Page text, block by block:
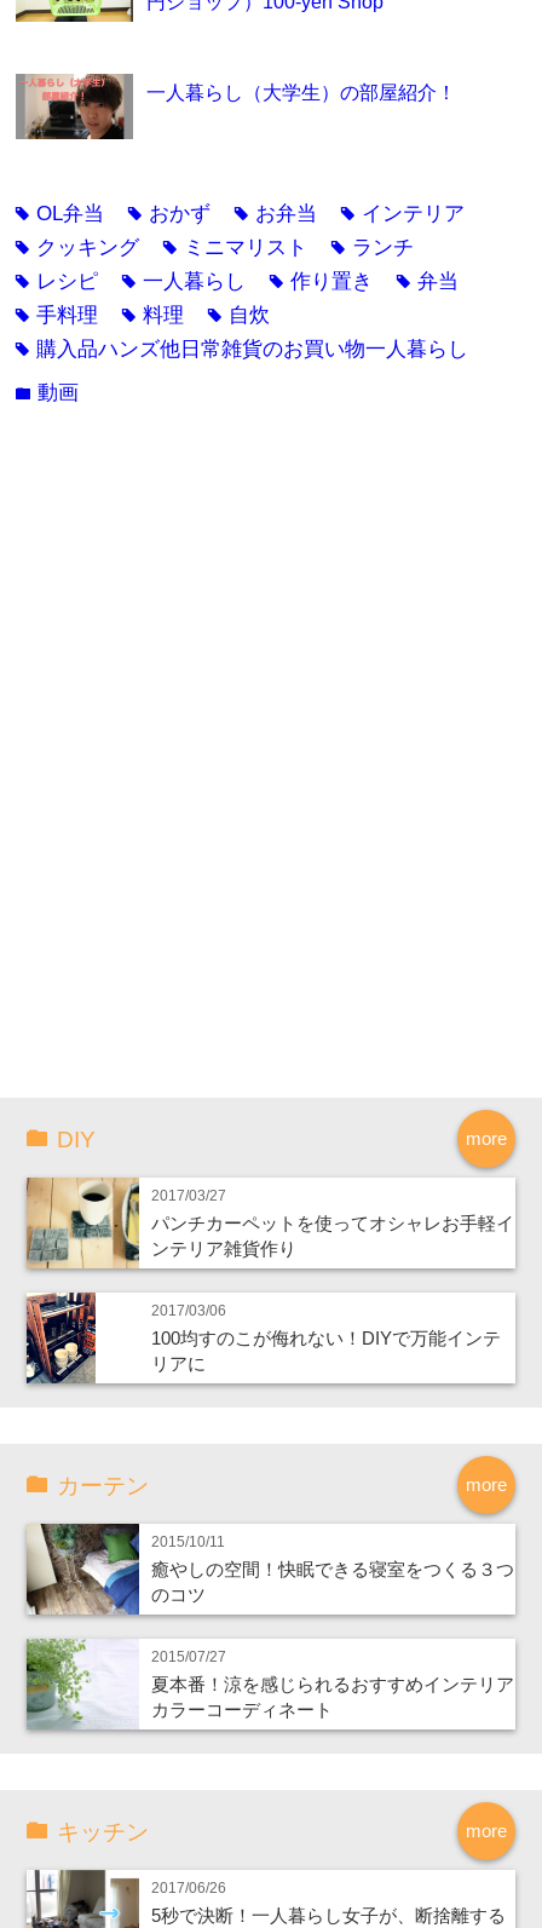
一人暮らし（大学生）の部屋紹介！
tagOL弁当 tag おかず tag お弁当 tag インテリア
tag クッキング tag ミニマリスト tag ランチ
tag レシピ tag一人暮らし tag作り置き tag弁当
tag手料理 tag料理 tag 自炊
tag 購入品ハンズ他日常雑貨のお買い物一人暮らし
folder動画
more
DIY
2017/03/27
パンチカーペットを使ってオシャレお手軽イ
ンテリア雑貨作り
2017/03/06
100均すのこが侮れない！DIYで万能インテ
リアに
more
カーテン
2015/10/11
癒やしの空間！快眠できる寝室をつくる３つ
のコツ
2015/07/27
夏本番！涼を感じられるおすすめインテリア
カラーコーディネート
more
キッチン
2017/06/26
5秒で決断！一人暮らし女子が、断捨離する